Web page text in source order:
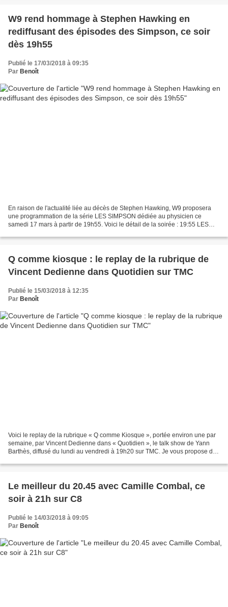
W9 rend hommage à Stephen Hawking en
rediffusant des épisodes des Simpson, ce soir
dès 19h55
Publié le 17/03/2018 à 09:35
Par Benoît
En raison de l'actualité liée au décès de Stephen Hawking, W9 proposera
une programmation de la série LES SIMPSON dédiée au physicien ce
samedi 17 mars à partir de 19h55. Voici le détail de la soirée : 19:55 LES
Q comme kiosque : le replay de la rubrique de
Vincent Dedienne dans Quotidien sur TMC
Publié le 15/03/2018 à 12:35
Par Benoît
Voici le replay de la rubrique « Q comme Kiosque », portée environ une par
semaine, par Vincent Dedienne dans « Quotidien », le talk show de Yann
Barthès, diffusé du lundi au vendredi à 19h20 sur TMC. Je vous propose de
Le meilleur du 20.45 avec Camille Combal, ce
soir à 21h sur C8
Publié le 14/03/2018 à 09:05
Par Benoît